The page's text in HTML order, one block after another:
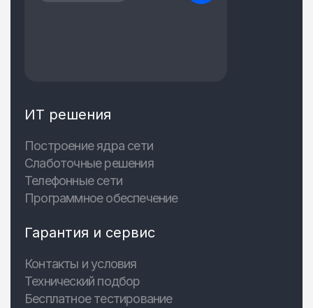
ИТ решения
Построение ядра сети
Слаботочные решения
Телефонные сети
Программное обеспечение
Гарантия и сервис
Контакты и условия
Технический подбор
Бесплатное тестирование